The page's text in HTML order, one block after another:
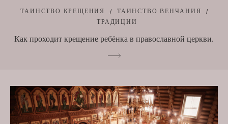
ТАИНСТВО КРЕЩЕНИЯ
ТАИНСТВО ВЕНЧАНИЯ
ТРАДИЦИИ
Как проходит крещение ребёнка в православной церкви.